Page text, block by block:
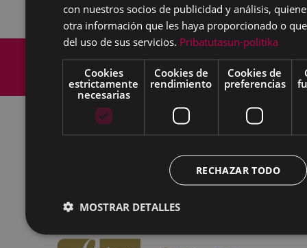
Mapa del Sitio
Aviso legal
Política de cookies
Contacto
Accesibilidad
Eibarko Udala - Untzaga plaza, 1 | 20600 Eibar
Tfnoa.: 943 70 84 00 / 010 | Faxa: 943 70 84 16 |
IFZ: P2003100A | DIR3 L01200300
con nuestros socios de publicidad y análisis,
otra información que les haya proporcionado o
del uso de sus servicios. Pribatutasun-politika
Cookies
estrictamente
necesarias
Cookies de
rendimiento
Cookies de
preferencias
RECHAZAR TODO
MOSTRAR DETALLES